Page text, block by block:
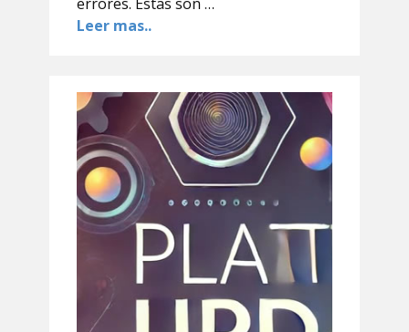
Leer mas..